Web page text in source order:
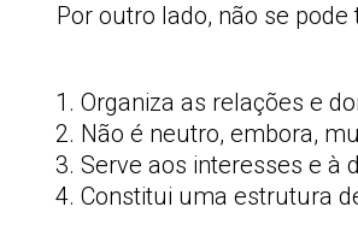
Por outro lado, não se
Organiza as relações e
Não é neutro, embora,
Serve aos interesses e à
Constitui uma estrutura